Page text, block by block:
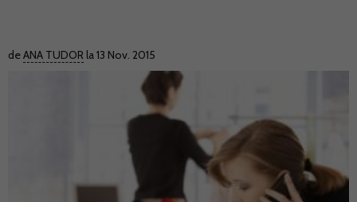
deANA TUDOR la 13 Nov. 2015